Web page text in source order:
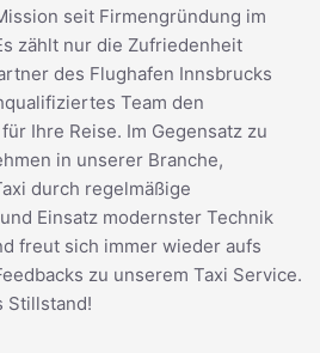
seit Firmengründung im
zählt nur die Zufriedenheit
des Flughafen Innsbrucks
Team den
Ihre Reise. Im Gegensatz zu
in unserer Branche,
durch regelmäßige
Einsatz modernster Technik
freut sich immer wieder aufs
zu unserem Taxi Service.
Stillstand!